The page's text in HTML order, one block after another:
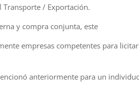
Transporte / Exportación.
y compra conjunta, este
empresas competentes para licitar
anteriormente para un